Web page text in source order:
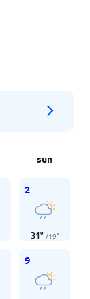
sun
2
31° /19°
9